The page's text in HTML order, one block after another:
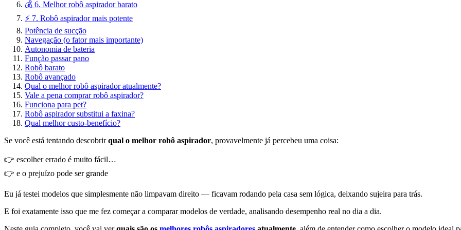
💰 6. Melhor robô aspirador barato
⚡ 7. Robô aspirador mais potente
Potência de sucção
Navegação (o fator mais importante)
Autonomia de bateria
Função passar pano
Robô barato
Robô avançado
Qual o melhor robô aspirador atualmente?
Vale a pena comprar robô aspirador?
Funciona para pet?
Robô aspirador substitui a faxina?
Qual melhor custo-benefício?
Se você está tentando descobrirqual o melhor robô aspirador, provavelmente já percebeu uma coisa:
👉 escolher errado é muito fácil…
👉 e o prejuízo pode ser grande
Eu já testei modelos que simplesmente não limpavam direito — ficavam rodando pela casa sem lógica, deixando sujeira para trás.
E foi exatamente isso que me fez começar a comparar modelos de verdade, analisando desempenho real no dia a dia.